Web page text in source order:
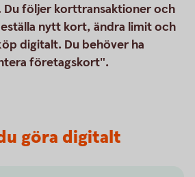
följer korttransaktioner och
nytt kort, ändra limit och
digitalt. Du behöver ha
företagskort".
göra digitalt